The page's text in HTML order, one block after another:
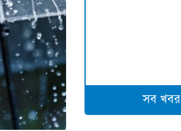
সব খবর